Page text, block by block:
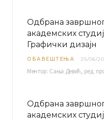
Одбрана
академских
Графички дизајн
ОБАВЕШТЕЊА 25/06/
Одбрана
академских